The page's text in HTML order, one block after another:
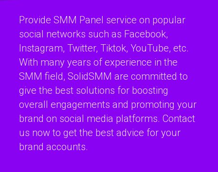
Provide SMM Panel service on popular
social networks such as Facebook,
Instagram, Twitter, Tiktok, YouTube, etc.
With many years of experience in the
SMM field, SolidSMM are committed to
give the best solutions for boosting
overall engagements and promoting your
brand on social media platforms. Contact
us now to get the best advice for your
brand accounts.